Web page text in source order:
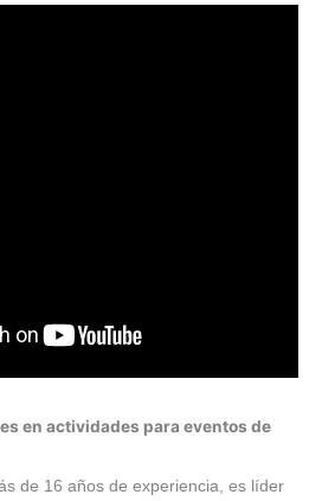
en actividades para eventos de
de 16 años de experiencia, es líder